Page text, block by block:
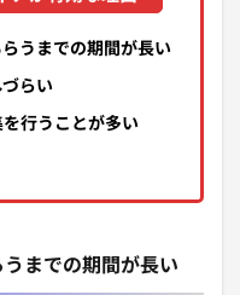
うまでの期間が長い
らい
行うことが多い
までの期間が長い